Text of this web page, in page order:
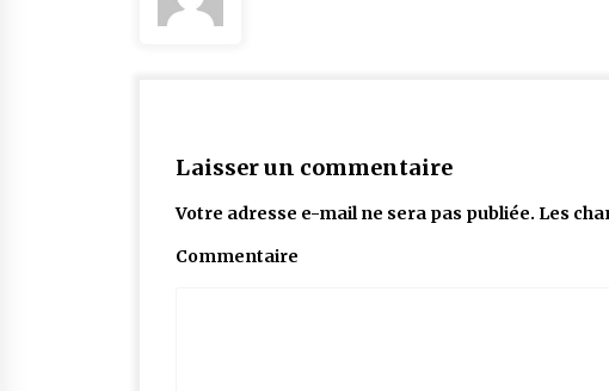
Laisser un commentaire
Votre adresse e-mail ne sera pas publiée. Les
Commentaire